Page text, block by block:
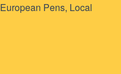
European Pens, Local